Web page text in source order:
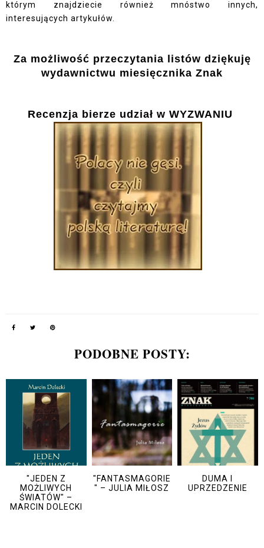
którym znajdziecie również mnóstwo innych,
interesujących artykułów.
Za możliwość przeczytania listów dziękuję
wydawnictwu miesięcznika Znak
Recenzja bierze udział w WYZWANIU
PODOBNE POSTY:
"JEDEN Z
MOŻLIWYCH
ŚWIATÓW" –
MARCIN DOLECKI
"FANTASMAGORIE
" – JULIA MIŁOSZ
DUMA I
UPRZEDZENIE